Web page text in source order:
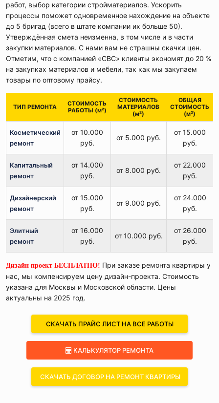
работ, выбор категории стройматериалов. Ускорить
процессы поможет одновременное нахождение на объекте
до 5 бригад (всего в штате компании их больше 50).
Утверждённая смета неизменна, в том числе и в части
закупки материалов. С нами вам не страшны скачки цен.
Отметим, что с компанией «СВС» клиенты экономят до 20 %
на закупках материалов и мебели, так как мы закупаем
товары по оптовому прайсу.
ТИП РЕМОНТА
СТОИМОСТЬ
РАБОТЫ (м²)
СТОИМОСТЬ
МАТЕРИАЛОВ
(м²)
ОБЩАЯ
СТОИМОСТЬ
(м²)
Косметический
ремонт
от 10.000
руб.
от 5.000 руб.
от 15.000
руб.
Капитальный
ремонт
от 14.000
руб.
от 8.000 руб.
от 22.000
руб.
Дизайнерский
ремонт
от 15.000
руб.
от 9.000 руб.
от 24.000
руб.
Элитный
ремонт
от 16.000
руб.
от 10.000 руб.
от 26.000
руб.
Дизайн проект БЕСПЛАТНО! При заказе ремонта квартиры у
нас, мы компенсируем цену дизайн-проекта. Стоимость
указана для Москвы и Московской области. Цены
актуальны на 2025 год.
СКАЧАТЬ ПРАЙС ЛИСТ НА ВСЕ РАБОТЫ
КАЛЬКУЛЯТОР РЕМОНТА
СКАЧАТЬ ДОГОВОР НА РЕМОНТ КВАРТИРЫ